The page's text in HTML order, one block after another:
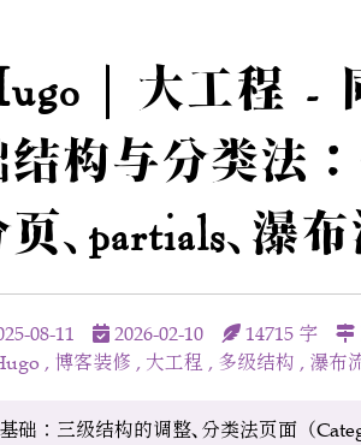
| 大工程 -
构与分类法：
、partials、瀑
08-11 2026-02-10 14715 字
, 博客装修 , 大工程 , 多级结构 , 瀑布
基础：三级结构的调整、分类法页面（